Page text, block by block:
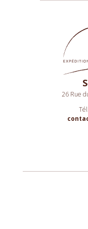
26 Rue